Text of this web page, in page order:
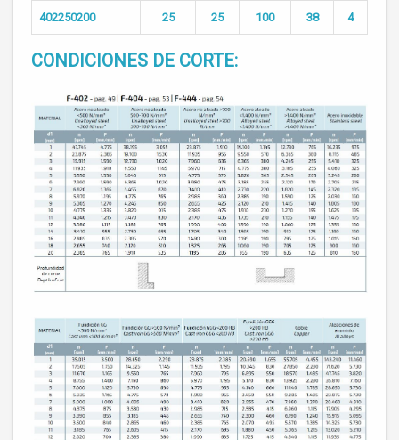
402250200 25 25 100 38 4
CONDICIONES DE CORTE: